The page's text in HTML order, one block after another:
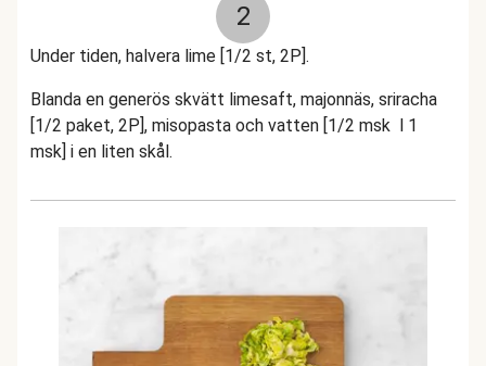
2
Under tiden, halvera lime [1/2 st, 2P].
Blanda en generös skvätt limesaft, majonnäs, sriracha
[1/2 paket, 2P], misopasta och vatten [1/2 msk l 1
msk] i en liten skål.